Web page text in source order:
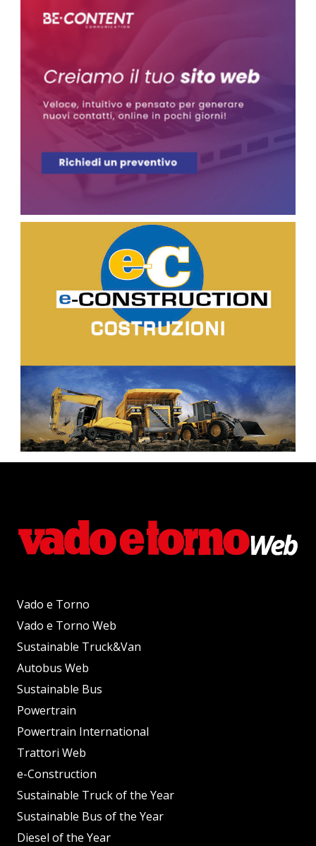
Vado e Torno
Vado e Torno Web
Sustainable Truck&Van
Autobus Web
Sustainable Bus
Powertrain
Powertrain International
Trattori Web
e-Construction
Sustainable Truck of the Year
Sustainable Bus of the Year
Diesel of the Year